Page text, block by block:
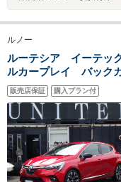
ルノー
ルーテシア イーテッ
ルカープレイ バック
ートキー ACC LED
17インチアルミ USB
販売店保証 購入プラン付